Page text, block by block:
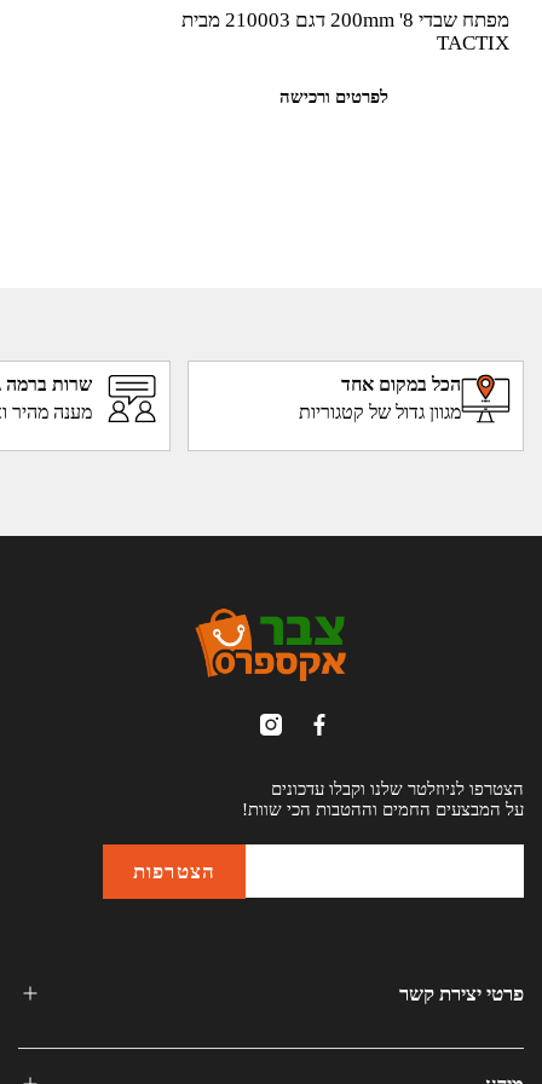
מפתח שבדי 200mm '8 דגם 210003 מבית
TACTIX
לפרטים ורכישה
הכל במקום אחד
מגוון גדול של קטגוריות
שרות ברמה
מענה מהיר
הצטרפו לניוזלטר שלנו וקבלו עדכונים
על המבצעים החמים וההטבות הכי שוות!
פרטי יצירת קשר